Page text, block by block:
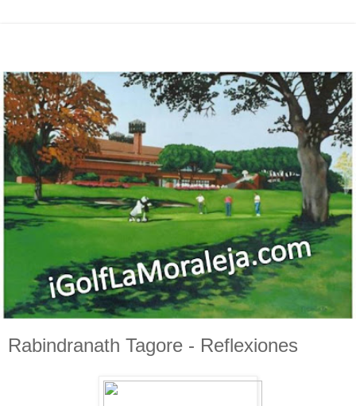
Rabindranath Tagore - Reflexiones